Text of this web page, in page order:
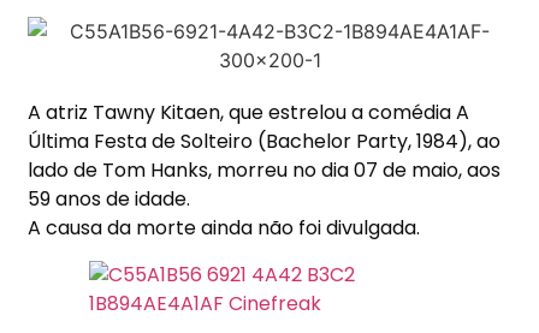
A atriz Tawny Kitaen, que estrelou a comédia A
Última Festa de Solteiro (Bachelor Party, 1984), ao
lado de Tom Hanks, morreu no dia 07 de maio, aos
59 anos de idade.
A causa da morte ainda não foi divulgada.